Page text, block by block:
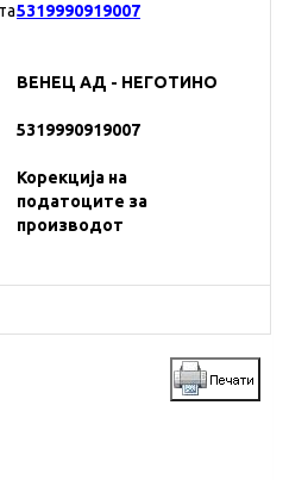
5319990919007
ВЕНЕЦ АД - НЕГОТИНО
5319990919007
Корекција на
податоците за
производот